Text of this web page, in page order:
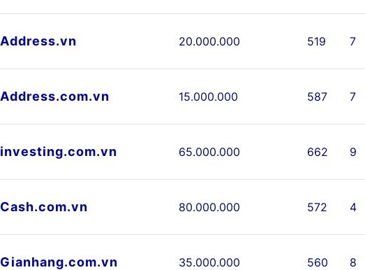
Address.vn 20.000.000 519 7
Address.com.vn 15.000.000 587 7
investing.com.vn 65.000.000 662 9
Cash.com.vn 80.000.000 572 4
Gianhang.com.vn 35.000.000 560 8